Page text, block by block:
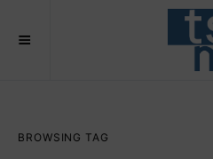
BROWSING TAG